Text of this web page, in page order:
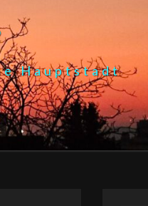
Hauptstadt